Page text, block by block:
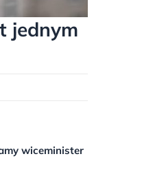
jednym
wiceminister